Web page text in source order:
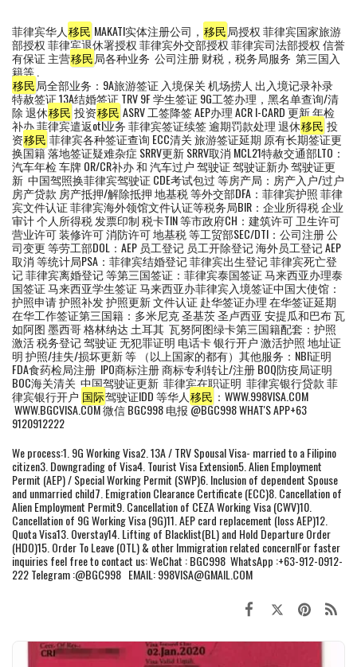
菲律宾华人移民 MAKATI实体注册公司， 移民局授权 菲律宾国家旅游
部授权 菲律宾退休署授权 菲律宾外交部授权 菲律宾司法部授权 信誉
有保证 主营移民局各种业务 公司注册 财税，税务局服务 第三国入
籍等 .
移民局全部业务：9A旅游签证 入境保关 机场捞人 出入境记录补录
特赦签证 13A结婚签证 TRV 9F 学生签证 9G工签办理，黑名单查询/清
除 退休移民 投资移民 ASRV 工签降签 AEP办理 ACR I-CARD 更新 年检
补办 菲律宾遣返otl业务 菲律宾签证续签 逾期罚款处理 退休移民 投
资移民 菲律宾各种签证查询 ECC清关 旅游签证延期 原有长期签证更
换国籍 落地签证疑难杂症 SRRV更新 SRRV取消 MCL21特赦交通部LTO：
汽车年检 车牌 OR/CR补办 和 汽车过户 驾驶证 驾驶证新办 驾驶证更
新 中国驾照换菲律宾驾驶证 CDE考试包过 等房产局：房产入户/过户
房产贷款 房产抵押/解除抵押 地基税 等外交部DFA：菲律宾护照 菲律
宾文件认证 菲律宾海外领馆文件认证等税务局BIR：企业所得税 企业
审计 个人所得税 发票印制 税卡TIN 等市政府CH：建筑许可 卫生许可
营业许可 装修许可 消防许可 地基税 等工贸部SEC/DTI：公司注册 公
司变更 等劳工部DOL：AEP 员工登记 员工开除登记 海外员工登记 AEP
取消 等统计局PSA：菲律宾结婚登记 菲律宾出生登记 菲律宾死亡登
记 菲律宾离婚登记 等第三国签证：菲律宾泰国签证 马来西亚办理泰
国签证 马来西亚学生签证 马来西亚办菲律宾入境签证中国大使馆：
护照申请 护照补发 护照更新 文件认证 赴华签证办理 在华签证延期
在华工作签证第三国籍：多米尼克 圣基茨 圣卢西亚 安提瓜和巴布 瓦
如阿图 墨西哥 格林纳达 土耳其 瓦努阿图绿卡第三国籍配套：护照
激活 税务登记 驾驶证 无犯罪证明 电话卡 银行开户 激活护照 地址证
明 护照/挂失/损坏更新 等 （以上国家的都有）其他服务：NBI证明
FDA食药检局注册 IPO商标注册 商标专利转让/注册 BOQ防疫局证明
BOC海关清关 中国驾驶证更新 菲律宾在职证明 菲律宾银行贷款 菲
律宾银行开户 国际驾驶证IDD 等华人移民 ：WWW.998VISA.COM
WWW.BGCVISA.COM 微信 BGC998 电报 @BGC998 WHAT'S APP+63
9120912222
We process:1. 9G Working Visa2. 13A / TRV Spousal Visa- married to a Filipino
citizen3. Downgrading of Visa4. Tourist Visa Extension5. Alien Employment
Permit (AEP) / Special Working Permit (SWP)6. Inclusion of dependent Spouse
and unmarried child7. Emigration Clearance Certificate (ECC)8. Cancellation of
Alien Employment Permit9. Cancellation of CEZA Working Visa (CWV)10.
Cancellation of 9G Working Visa (9G)11. AEP card replacement (loss AEP)12.
Quota Visa13. Overstay14. Lifting of Blacklist(BL) and Hold Departure Order
(HDO)15. Order To Leave (OTL) & other Immigration related concern!For faster
inquiries feel free to contact us: WeChat : BGC998 WhatsApp :+63-912-0912-
222 Telegram :@BGC998 EMAIL: 998VISA@GMAIL.COM